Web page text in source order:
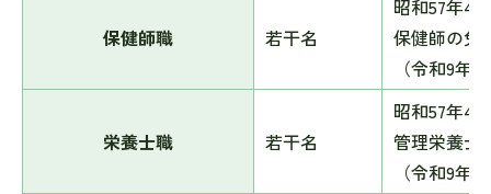
保健師職 若干名
昭和57年4
保健師の免
（令和9年
栄養士職 若干名
昭和57年4
管理栄養士
（令和9年